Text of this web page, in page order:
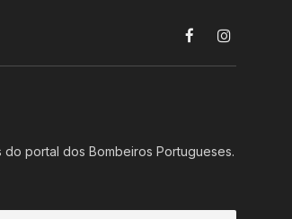
FacebookInstagram
do portal dos Bombeiros Portugueses.